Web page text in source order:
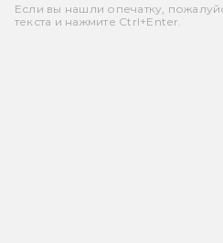
Если вы нашли опечатку,
текста и нажмите Ctrl+Enter.